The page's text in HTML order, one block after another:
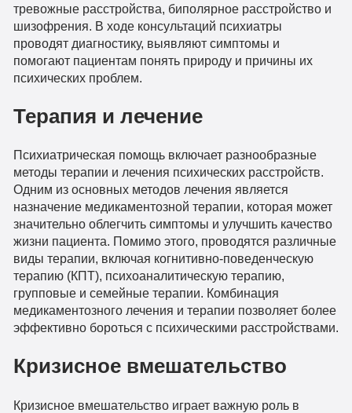
тревожные расстройства, биполярное расстройство и
шизофрения. В ходе консультаций психиатры
проводят диагностику, выявляют симптомы и
помогают пациентам понять природу и причины их
психических проблем.
Терапия и лечение
Психиатрическая помощь включает разнообразные
методы терапии и лечения психических расстройств.
Одним из основных методов лечения является
назначение медикаментозной терапии, которая может
значительно облегчить симптомы и улучшить качество
жизни пациента. Помимо этого, проводятся различные
виды терапии, включая когнитивно-поведенческую
терапию (КПТ), психоаналитическую терапию,
групповые и семейные терапии. Комбинация
медикаментозного лечения и терапии позволяет более
эффективно бороться с психическими расстройствами.
Кризисное вмешательство
Кризисное вмешательство играет важную роль в